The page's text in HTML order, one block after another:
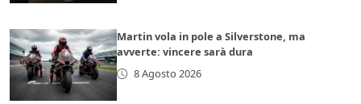
Martin vola in pole a Silverstone, ma
avverte: vincere sarà dura
8 Agosto 2026